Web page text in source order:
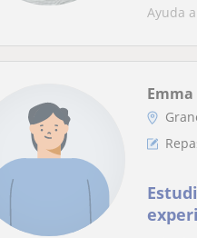
Ayuda
Emma